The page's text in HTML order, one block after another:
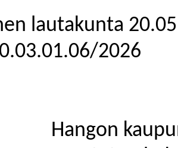
lautakunta
2026
Hangon